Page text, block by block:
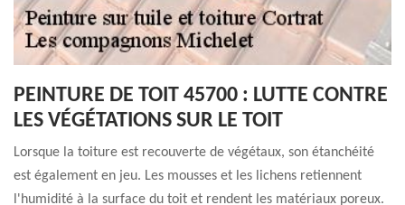
PEINTURE DE TOIT 45700 : LUTTE CONTRE
LES VÉGÉTATIONS SUR LE TOIT
Lorsque la toiture est recouverte de végétaux, son étanchéité
est également en jeu. Les mousses et les lichens retiennent
l'humidité à la surface du toit et rendent les matériaux poreux.